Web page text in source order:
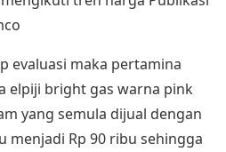
evaluasi maka pertamina
elpiji bright gas warna pink
yang semula dijual dengan
menjadi Rp 90 ribu sehingga